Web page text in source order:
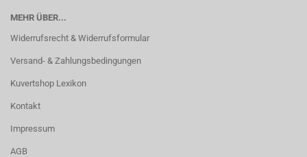
MEHR ÜBER...
Widerrufsrecht & Widerrufsformular
Versand- & Zahlungsbedingungen
Kuvertshop Lexikon
Kontakt
Impressum
AGB